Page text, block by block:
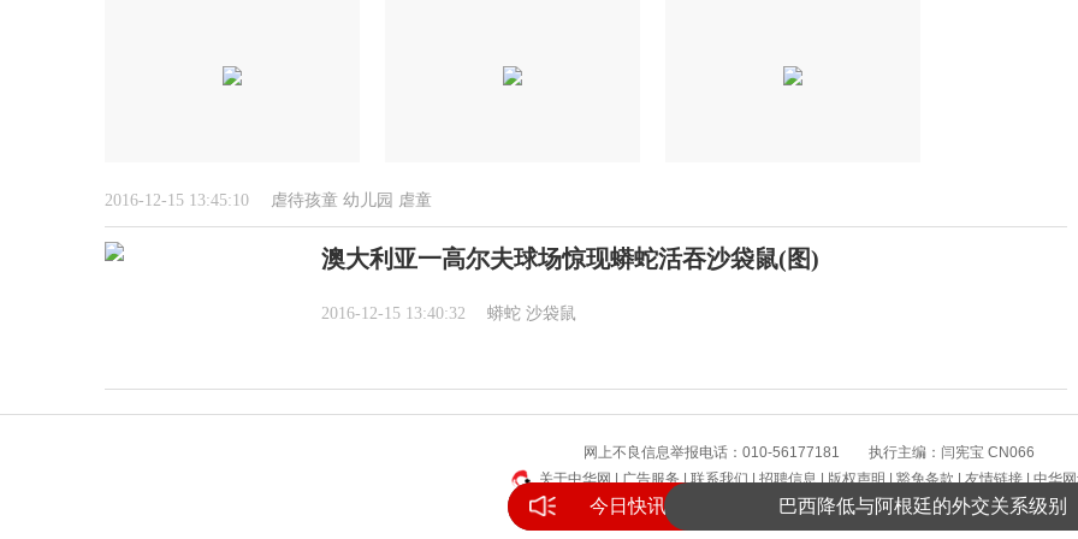
2016-12-15 13:45:10 虐待孩童 幼儿园 虐童
澳大利亚一高尔夫球场惊现蟒蛇活吞沙袋鼠(图)
2016-12-15 13:40:32 蟒蛇 沙袋鼠
网上不良信息举报电话：010-56177181 执行主编：闫宪宝 CN066
关于中华网 | 广告服务 | 联系我们 | 招聘信息 | 版权声明 | 豁免条款 | 友情链接 | 中华
版权所有 中华网
今日快讯
8月高温热浪来袭，这些地方需注意
国内航线燃油附加费今日下调
巴西降低与阿根廷的外交关系级别